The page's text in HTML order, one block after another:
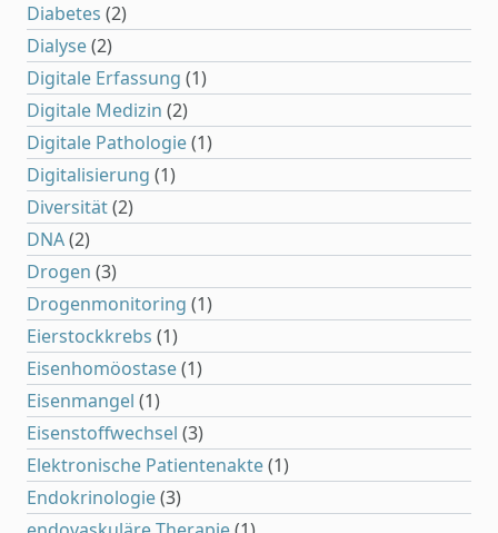
Diabetes (2)
Dialyse(2)
Digitale Erfassung (1)
Digitale Medizin (2)
Digitale Pathologie(1)
Digitalisierung (1)
Diversität(2)
DNA(2)
Drogen (3)
Drogenmonitoring (1)
Eierstockkrebs (1)
Eisenhomöostase(1)
Eisenmangel (1)
Eisenstoffwechsel (3)
Elektronische Patientenakte(1)
Endokrinologie(3)